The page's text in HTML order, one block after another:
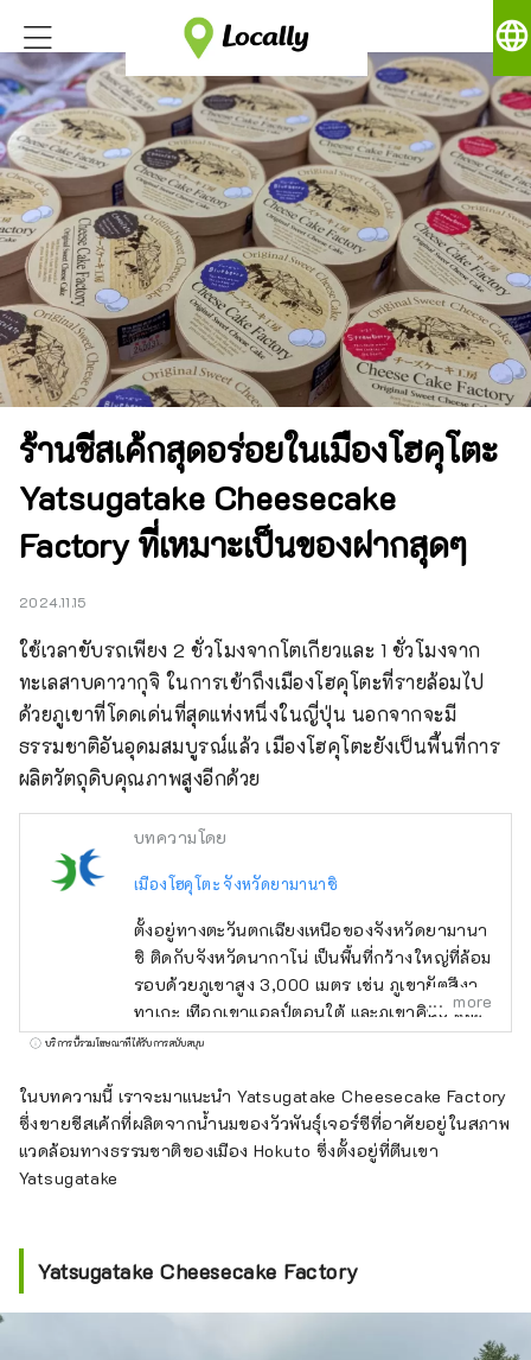
language
ร้านชีสเค้กสุดอร่อยในเมืองโฮคุโตะ
Yatsugatake Cheesecake
Factory ที่เหมาะเป็นของฝากสุดๆ
2024.11.15
ใช้เวลาขับรถเพียง 2 ชั่วโมงจากโตเกียวและ 1 ชั่วโมงจาก
ทะเลสาบคาวากุจิ ในการเข้าถึงเมืองโฮคุโตะที่รายล้อมไป
ด้วยภูเขาที่โดดเด่นที่สุดแห่งหนึ่งในญี่ปุ่น นอกจากจะมี
ธรรมชาติอันอุดมสมบูรณ์แล้ว เมืองโฮคุโตะยังเป็นพื้นที่การ
ผลิตวัตถุดิบคุณภาพสูงอีกด้วย
บทความโดย
เมืองโฮคุโตะ จังหวัดยามานาชิ
ตั้งอยู่ทางตะวันตกเฉียงเหนือของจังหวัดยามานา
ชิ ติดกับจังหวัดนากาโน่ เป็นพื้นที่กว้างใหญ่ที่ล้อม
รอบด้วยภูเขาสูง 3,000 เมตร เช่น ภูเขายัตสึงา
ทาเกะ เทือกเขาแอลป์ตอนใต้ และภูเขาคินปุ และ
มองเห็นภูเขาไฟฟูจิทางทิศใต้ ใช้เวลาเดินทางโดย
1 ชั่วโมงโดยรถยนต์จากภูเขาไฟฟูจิ และประมาณ
1 ชั่วโมงโดยรถยนต์จากมัตสึโมโต้ และเนื่องจาก
การเข้าถึงที่ง่ายดายจึงมีนักท่องเที่ยวจำนวนมาก
ธรรมชาติ และเรามีน้ำแร่ที่มีปริมาณการผลิตมาก
ที่สุดแห่งหนึ่งในญี่ปุ่น สาเกผลิตจากน้ำใสเช่นกัน
และคุณสามารถเพลิดเพลินกับทิวทัศน์ธรรมชาติที่
more
บริการนี้รวมโฆษณาที่ได้รับการสนับสนุน
ในบทความนี้ เราจะมาแนะนำ Yatsugatake Cheesecake Factory
ซึ่งขายชีสเค้กที่ผลิตจากน้ำนมของวัวพันธุ์เจอร์ซีที่อาศัยอยู่ในสภาพ
แวดล้อมทางธรรมชาติของเมือง Hokuto ซึ่งตั้งอยู่ที่ตีนเขา
Yatsugatake
Yatsugatake Cheesecake Factory